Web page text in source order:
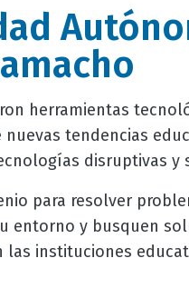
herramientas
tendencias
disruptivas y
para resolver
entorno y busquen
las instituciones